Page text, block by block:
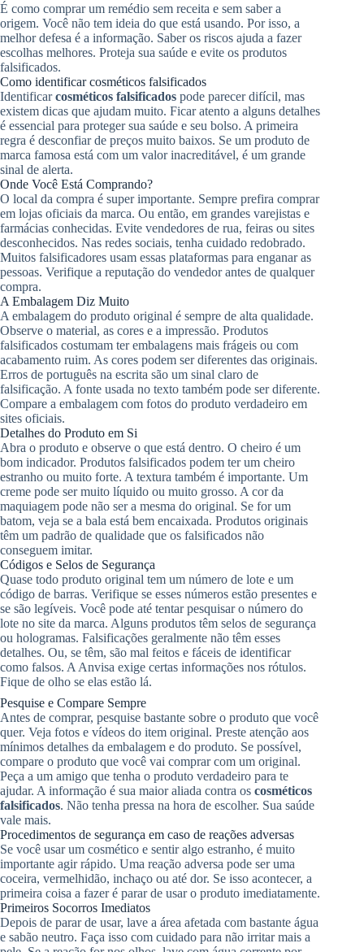
É como comprar um remédio sem receita e sem saber a
origem. Você não tem ideia do que está usando. Por isso, a
melhor defesa é a informação. Saber os riscos ajuda a fazer
escolhas melhores. Proteja sua saúde e evite os produtos
falsificados.
Como identificar cosméticos falsificados
Identificarcosméticos falsificados pode parecer difícil, mas
existem dicas que ajudam muito. Ficar atento a alguns detalhes
é essencial para proteger sua saúde e seu bolso. A primeira
regra é desconfiar de preços muito baixos. Se um produto de
marca famosa está com um valor inacreditável, é um grande
sinal de alerta.
Onde Você Está Comprando?
O local da compra é super importante. Sempre prefira comprar
em lojas oficiais da marca. Ou então, em grandes varejistas e
farmácias conhecidas. Evite vendedores de rua, feiras ou sites
desconhecidos. Nas redes sociais, tenha cuidado redobrado.
Muitos falsificadores usam essas plataformas para enganar as
pessoas. Verifique a reputação do vendedor antes de qualquer
compra.
A Embalagem Diz Muito
A embalagem do produto original é sempre de alta qualidade.
Observe o material, as cores e a impressão. Produtos
falsificados costumam ter embalagens mais frágeis ou com
acabamento ruim. As cores podem ser diferentes das originais.
Erros de português na escrita são um sinal claro de
falsificação. A fonte usada no texto também pode ser diferente.
Compare a embalagem com fotos do produto verdadeiro em
sites oficiais.
Detalhes do Produto em Si
Abra o produto e observe o que está dentro. O cheiro é um
bom indicador. Produtos falsificados podem ter um cheiro
estranho ou muito forte. A textura também é importante. Um
creme pode ser muito líquido ou muito grosso. A cor da
maquiagem pode não ser a mesma do original. Se for um
batom, veja se a bala está bem encaixada. Produtos originais
têm um padrão de qualidade que os falsificados não
conseguem imitar.
Códigos e Selos de Segurança
Quase todo produto original tem um número de lote e um
código de barras. Verifique se esses números estão presentes e
se são legíveis. Você pode até tentar pesquisar o número do
lote no site da marca. Alguns produtos têm selos de segurança
ou hologramas. Falsificações geralmente não têm esses
detalhes. Ou, se têm, são mal feitos e fáceis de identificar
como falsos. A Anvisa exige certas informações nos rótulos.
Fique de olho se elas estão lá.
Pesquise e Compare Sempre
Antes de comprar, pesquise bastante sobre o produto que você
quer. Veja fotos e vídeos do item original. Preste atenção aos
mínimos detalhes da embalagem e do produto. Se possível,
compare o produto que você vai comprar com um original.
Peça a um amigo que tenha o produto verdadeiro para te
ajudar. A informação é sua maior aliada contra os cosméticos
falsificados. Não tenha pressa na hora de escolher. Sua saúde
vale mais.
Procedimentos de segurança em caso de reações adversas
Se você usar um cosmético e sentir algo estranho, é muito
importante agir rápido. Uma reação adversa pode ser uma
coceira, vermelhidão, inchaço ou até dor. Se isso acontecer, a
primeira coisa a fazer é parar de usar o produto imediatamente.
Primeiros Socorros Imediatos
Depois de parar de usar, lave a área afetada com bastante água
e sabão neutro. Faça isso com cuidado para não irritar mais a